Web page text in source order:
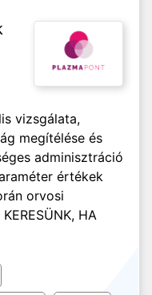
vizsgálata,
megítélése és
adminisztráció
értékek
orvosi
HA